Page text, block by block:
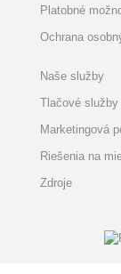
Platobné
Ochrana
Naše služby
Tlačové služby
Marketingová
Riešenia na
Zdroje